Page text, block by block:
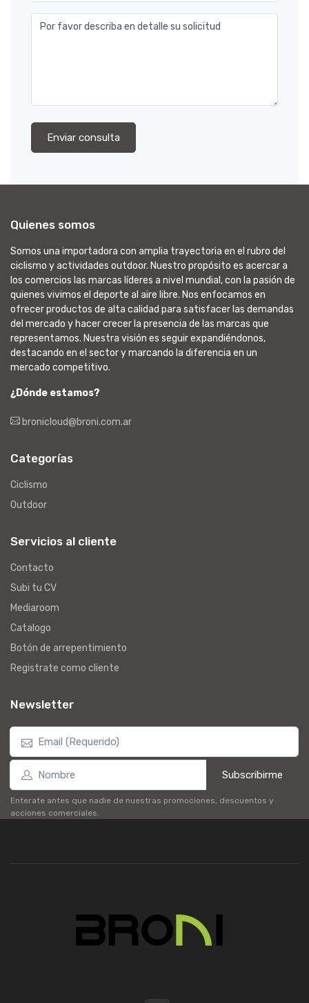
Por favor describa en detalle su solicitud
Enviar consulta
Quienes somos
Somos una importadora con amplia trayectoria en el rubro del
ciclismo y actividades outdoor. Nuestro propósito es acercar a
los comercios las marcas líderes a nivel mundial, con la pasión de
quienes vivimos el deporte al aire libre. Nos enfocamos en
ofrecer productos de alta calidad para satisfacer las demandas
del mercado y hacer crecer la presencia de las marcas que
representamos. Nuestra visión es seguir expandiéndonos,
destacando en el sector y marcando la diferencia en un
mercado competitivo.
¿Dónde estamos?
bronicloud@broni.com.ar
Categorías
Ciclismo
Outdoor
Servicios al cliente
Contacto
Subi tu CV
Mediaroom
Catalogo
Botón de arrepentimiento
Registrate como cliente
Newsletter
Subscribirme
Enterate antes que nadie de nuestras promociones, descuentos y
acciones comerciales.